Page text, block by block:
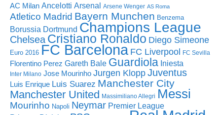
AC Milan Ancelotti Arsenal Arsene Wenger AS Roma
Atletico Madrid Bayern Munchen Benzema
Borussia Dortmund Champions League
Chelsea Cristiano Ronaldo Diego Simeone
Euro 2016 FC Barcelona FC Liverpool FC Sevilla
Florentino Perez Gareth Bale Guardiola Iniesta
Inter Milano Jose Mourinho Jurgen Klopp Juventus
Luis Enrique Luis Suarez Manchester City
Manchester United Massimiliano Allegri Messi
Mourinho Napoli Neymar Premier League